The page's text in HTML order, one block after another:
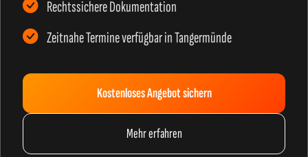
Rechtssichere Dokumentation
Zeitnahe Termine verfügbar in Tangermünde
Kostenloses Angebot sichern
Mehr erfahren